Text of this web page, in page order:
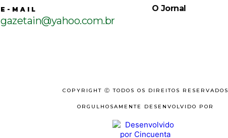
E-MAIL
gazetain@yahoo.com.br
O Jornal
COPYRIGHT Ⓒ TODOS OS DIREITOS RESERVADOS
ORGULHOSAMENTE DESENVOLVIDO POR